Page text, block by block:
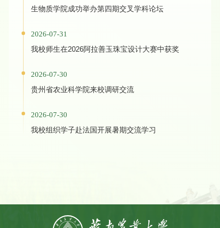
生物质学院成功举办第四期交叉学科论坛
2026-07-31
我校师生在2026阿拉善玉珠宝设计大赛中获奖
2026-07-30
贵州省农业科学院来校调研交流
2026-07-30
我校组织学子赴法国开展暑期交流学习